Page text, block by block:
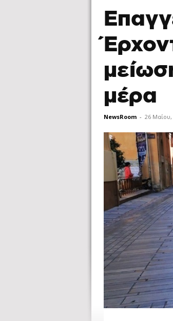
μέρα
NewsRoom - 26 Μαΐου,